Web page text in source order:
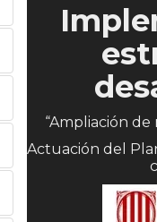
“Ampliación
Actuación del